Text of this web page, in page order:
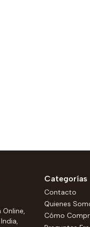
Online,
Categorías
Contacto
Quienes
Cómo